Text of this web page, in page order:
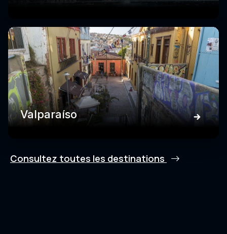
Valparaíso
Consultez toutes les destinations